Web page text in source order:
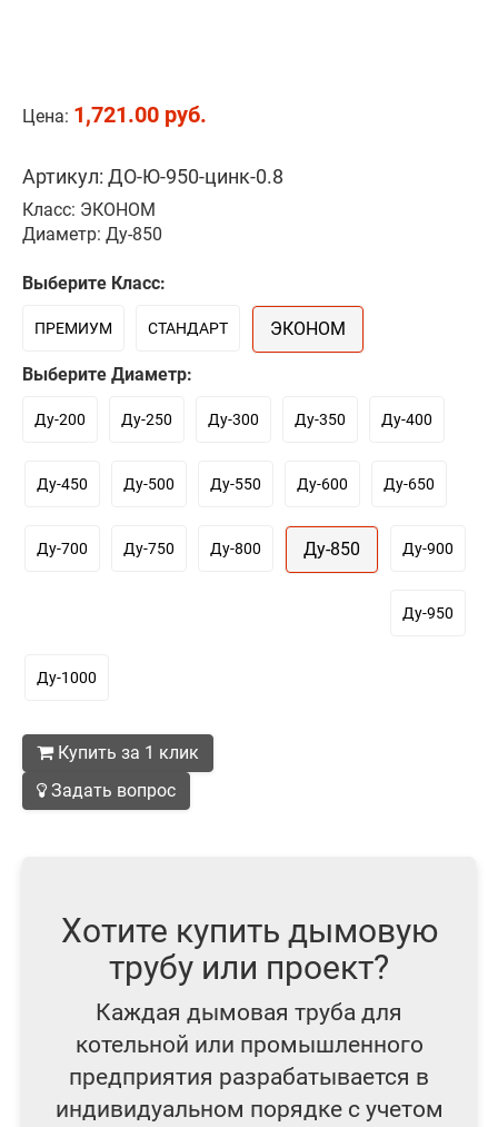
Цена: 1,721.00 руб.
Артикул: ДО-Ю-950-цинк-0.8
Класс: ЭКОНОМ
Диаметр: Ду-850
Выберите Класс:
ПРЕМИУМ СТАНДАРТ ЭКОНОМ
Выберите Диаметр:
Ду-200 Ду-250 Ду-300 Ду-350 Ду-400
Ду-450 Ду-500 Ду-550 Ду-600 Ду-650
Ду-700 Ду-750 Ду-800 Ду-850 Ду-900
Ду-950
Ду-1000
Купить за 1 клик
Задать вопрос
Хотите купить дымовую
трубу или проект?
Каждая дымовая труба для
котельной или промышленного
предприятия разрабатывается в
индивидуальном порядке с учетом